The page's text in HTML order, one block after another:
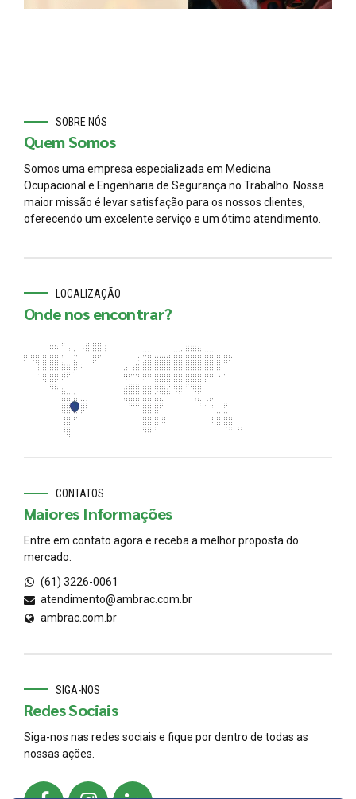
SOBRE NÓS
Quem Somos
Somos uma empresa especializada em Medicina
Ocupacional e Engenharia de Segurança no Trabalho. Nossa
maior missão é levar satisfação para os nossos clientes,
oferecendo um excelente serviço e um ótimo atendimento.
LOCALIZAÇÃO
Onde nos encontrar?
CONTATOS
Maiores Informações
Entre em contato agora e receba a melhor proposta do
mercado.
(61) 3226-0061
atendimento@ambrac.com.br
ambrac.com.br
SIGA-NOS
Redes Sociais
Siga-nos nas redes sociais e fique por dentro de todas as
nossas ações.